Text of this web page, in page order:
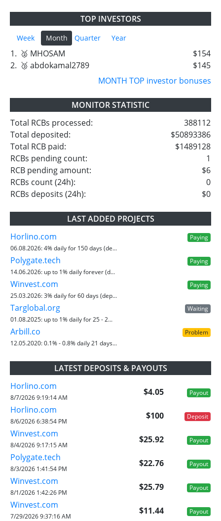
TOP INVESTORS
Week Month Quarter Year
1. 🥈 MHOSAM
$154
2. 🥉 abdokamal2789
$145
MONTH TOP investor bonuses
MONITOR STATISTIC
Total RCBs processed:
388112
Total deposited:
$50893386
Total RCB paid:
$1489128
RCBs pending count:
1
RCB pending amount:
$6
RCBs count (24h):
0
RCBs deposits (24h):
$0
LAST ADDED PROJECTS
Horlino.com
Paying
06.08.2026:4% daily for 150 days (de...
Polygate.tech
Paying
14.06.2026: up to 1% daily forever (d...
Winvest.com
Paying
25.03.2026:3% daily for 60 days (dep...
Targlobal.org
Waiting
01.08.2025: up to 1% daily for 25 - 2...
Arbill.co
Problem
12.05.2020:0.1% - 0.8% daily 21 days...
LATEST DEPOSITS & PAYOUTS
Horlino.com
$4.05 Payout
8/7/2026 9:19:14 AM
Horlino.com
$100 Deposit
8/6/2026 6:38:54 PM
Winvest.com
$25.92 Payout
8/4/2026 9:17:15 AM
Polygate.tech
$22.76 Payout
8/3/2026 1:41:54 PM
Winvest.com
$25.79 Payout
8/1/2026 1:42:26 PM
Winvest.com
$11.44 Payout
7/29/2026 9:37:16 AM